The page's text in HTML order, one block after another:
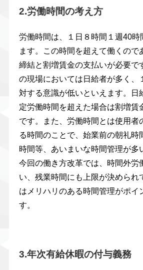
2.労働時間の考え方
労働時間は、１日８時間１週40時
ます。この時間を超えて働くので
締結と割増賃金の支払いが必要で
の現場においては日給者が多く、
対する意識が低いといえます。日
定労働時間を超えた場合は割増賃
です。また、労働時間とは使用者
る時間のことで、始業前の朝礼時
時間等、あいまいな時間管理が多
今回の働き方改革では、時間外労
い、残業時間にも上限が決められ
はメリハリのある時間管理がポイ
す。
3.年次有給休暇の付与義務